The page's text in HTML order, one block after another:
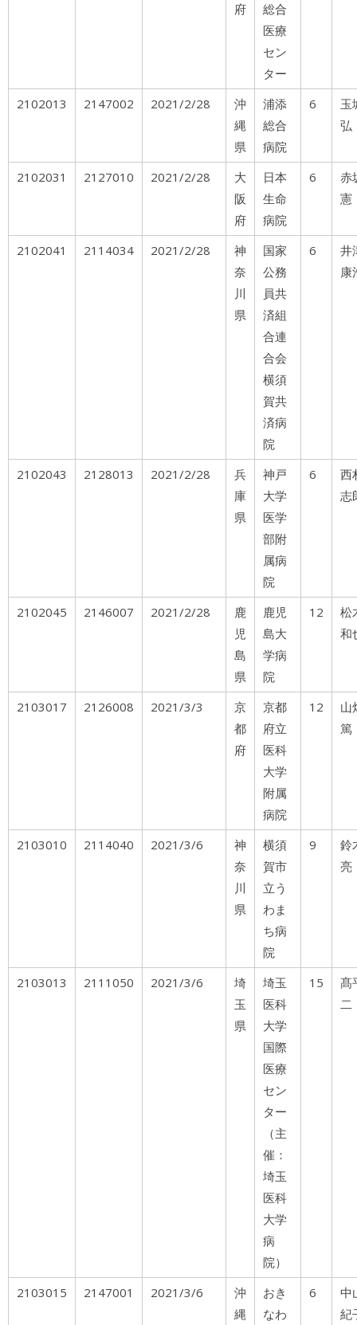
府
総合
医療
セン
ター
2102013
2147002 2021/2/28
沖
縄
県
浦添
総合
病院
6
玉
弘
2102031 2127010 2021/2/28
大
阪
府
日本
生命
病院
6
憲
2102041 2114034 2021/2/28
神
奈
川
県
国家
公務
員共
済組
合連
合会
横須
賀共
済病
院
6
井
康
2102043 2128013 2021/2/28
兵
庫
県
神戸
大学
医学
部附
属病
院
6
西
志
2102045 2146007 2021/2/28
鹿
児
島
県
鹿児
島大
学病
院
12
松
和
2103017 2126008 2021/3/3
京
都
府
京都
府立
医科
大学
附属
病院
12
山
篤
2103010 2114040 2021/3/6
神
奈
川
県
横須
賀市
立う
わま
ち病
院
9
亮
2103013 2111050 2021/3/6
埼
玉
県
埼玉
医科
大学
国際
医療
セン
ター
（主
催：
埼玉
医科
大学
病
院）
15
髙
二
2103015 2147001 2021/3/6
沖
縄
おき
なわ
6
中
紀